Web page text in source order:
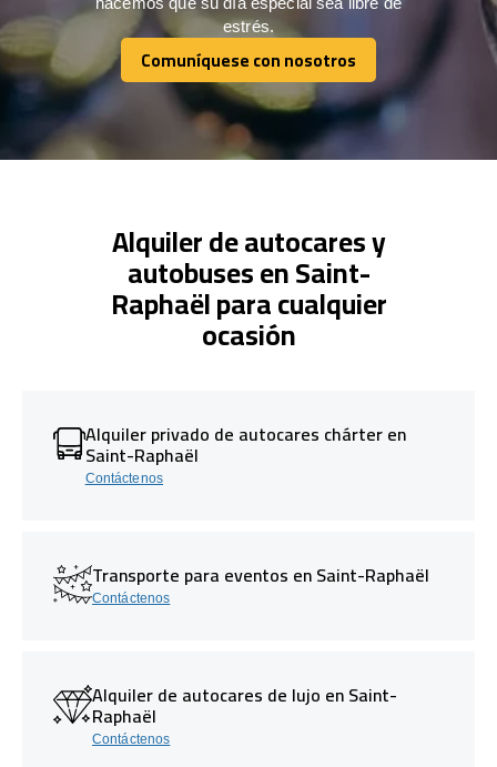
estrés.
Comuníquese con nosotros
Comuníquese con nosotros
Alquiler de autocares y
autobuses en Saint-
Raphaël para cualquier
ocasión
Alquiler privado de autocares chárter en
Saint-Raphaël
Contáctenos
Transporte para eventos en Saint-Raphaël
Contáctenos
Alquiler de autocares de lujo en Saint-
Raphaël
Contáctenos